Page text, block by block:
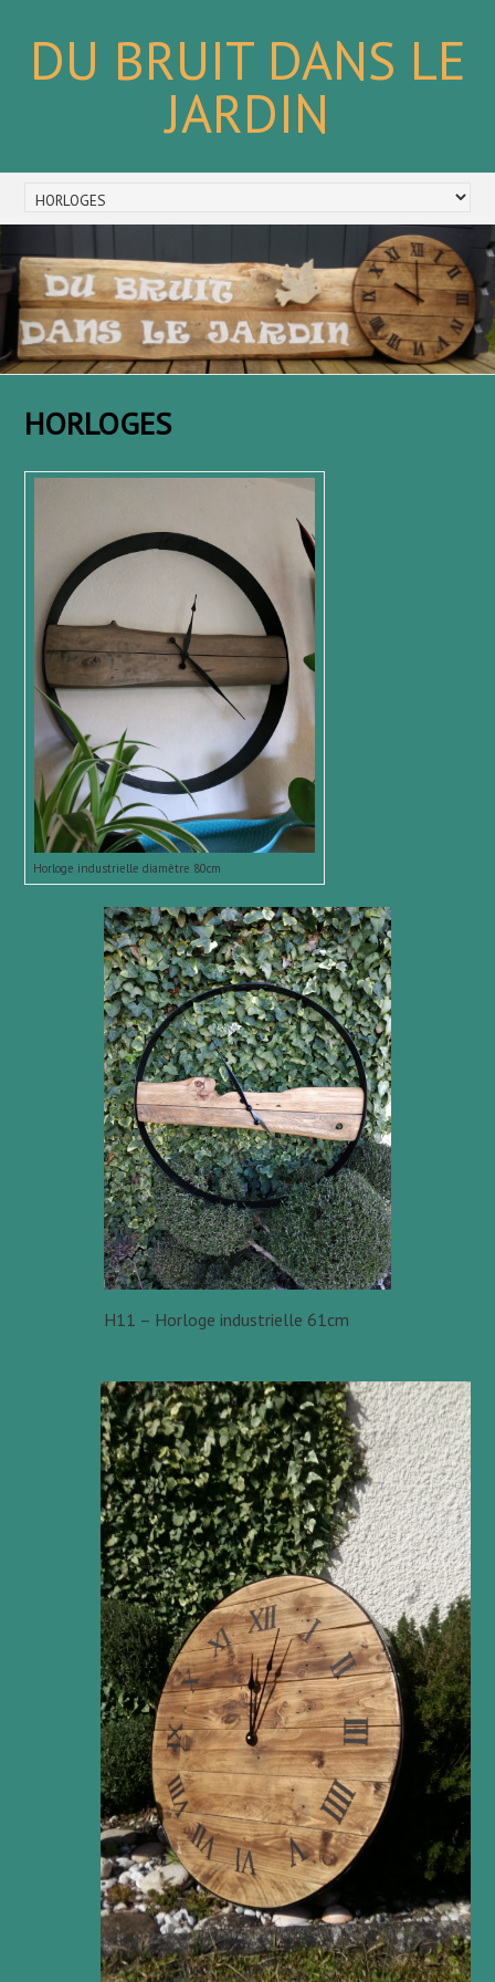
DU BRUIT DANS LE
JARDIN
HORLOGES
Horloge industrielle diamètre 80cm
H11 – Horloge industrielle 61cm